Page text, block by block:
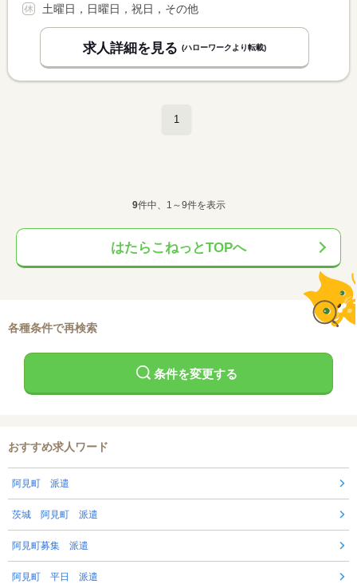
土曜日，日曜日，祝日，その他
求人詳細を見る (ハローワークより転載)
1
9件中、1～9件を表示
はたらこねっとTOPへ
各種条件で再検索
条件を変更する
おすすめ求人ワード
阿見町 派遣
茨城 阿見町 派遣
阿見町募集 派遣
阿見町 平日 派遣